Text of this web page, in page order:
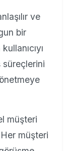
ve
bir
süreçlerini
müşteri
müşteri